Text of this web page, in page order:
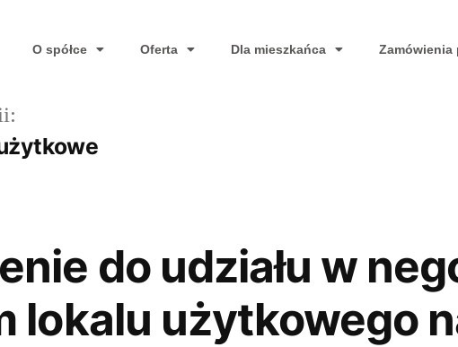
O spółce Oferta Dla mieszkańca Zamówienia
do udziału w
lokalu użytkowego